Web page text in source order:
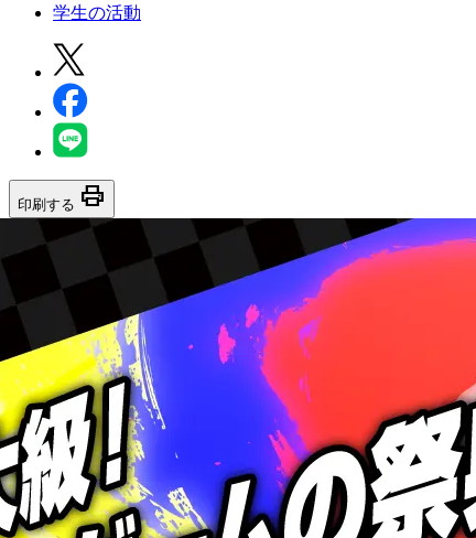
学生の活動
印刷する print